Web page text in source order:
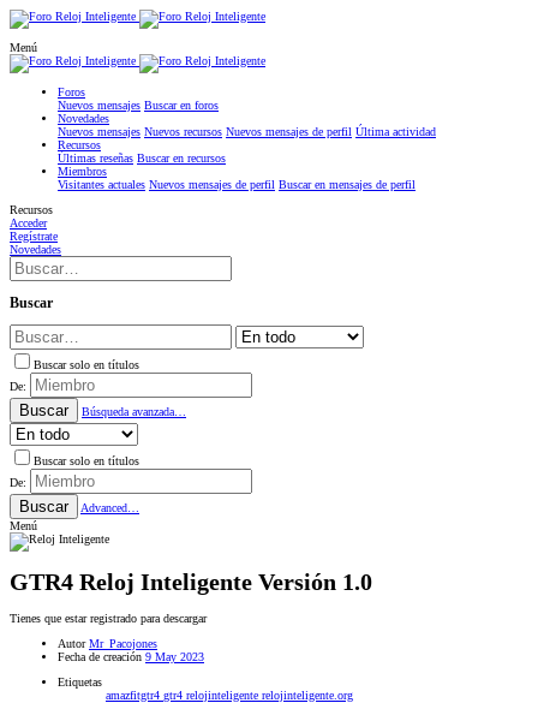
Menú
Foros
Nuevos mensajes Buscar en foros
Novedades
Nuevos mensajes Nuevos recursos Nuevos mensajes de perfil Última actividad
Recursos
Últimas reseñas Buscar en recursos
Miembros
Visitantes actuales Nuevos mensajes de perfil Buscar en mensajes de perfil
Recursos
Acceder
Regístrate
Novedades
Buscar
Buscar solo en títulos
De:
Buscar Búsqueda avanzada…
Buscar solo en títulos
De:
Buscar
Advanced…
Menú
GTR4 Reloj Inteligente Versión 1.0
Tienes que estar registrado para descargar
Autor Mr_Pacojones
Fecha de creación 9 May 2023
Etiquetas
amazfitgtr4 gtr4 relojinteligente relojinteligente.org